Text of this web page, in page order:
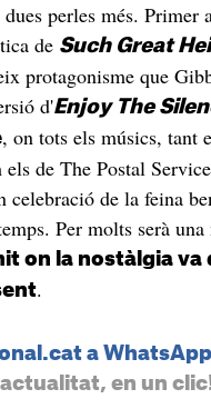
perles més. Primer
de Such Great
protagonisme que
d'Enjoy The
, on tots els músics, tant
de The Postal
celebració de la feina
Per molts serà
on la nostàlgia va
.
a WhatsApp
en un